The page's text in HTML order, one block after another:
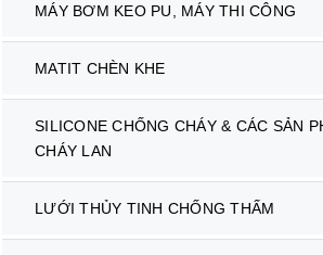
MÁY BƠM KEO PU, MÁY THI CÔNG
MATIT CHÈN KHE
SILICONE CHỐNG CHÁY & CÁC SẢN
CHÁY LAN
LƯỚI THỦY TINH CHỐNG THẤM